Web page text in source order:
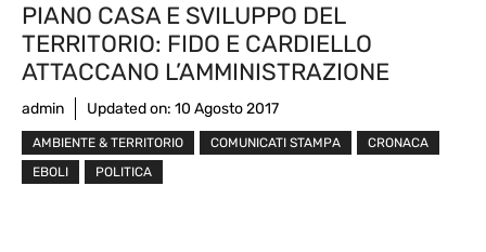
PIANO CASA E SVILUPPO DEL
TERRITORIO: FIDO E CARDIELLO
ATTACCANO L’AMMINISTRAZIONE
admin Updated on: 10 Agosto 2017
AMBIENTE & TERRITORIO COMUNICATI STAMPA
CRONACA
EBOLI
POLITICA